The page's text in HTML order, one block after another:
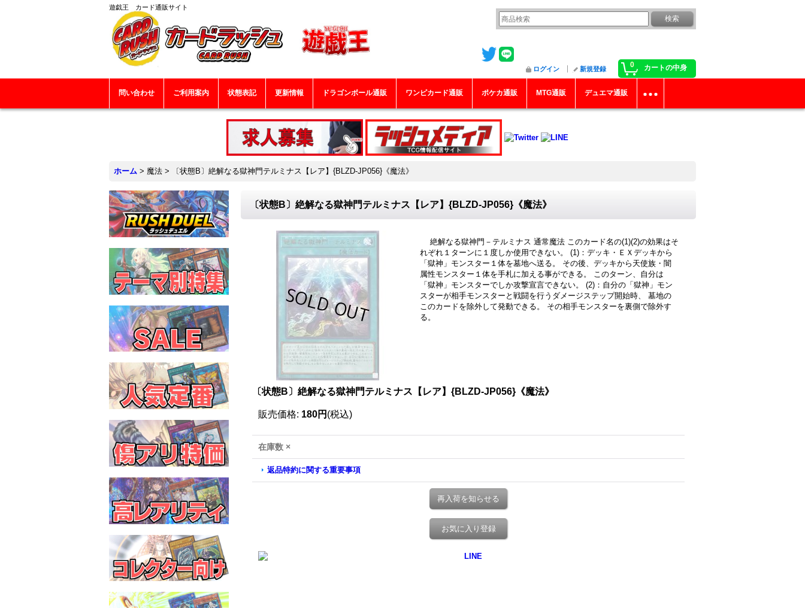
遊戯王 カード通販サイト
0 カートの中身
ログイン 新規登録
問い合わせ ご利用案内 状態表記 更新情報 ドラゴンボール通販 ワンピカード通販 ポケカ通販 MTG通販 デュエマ通販
ホーム > 魔法 > 〔状態B〕絶解なる獄神門テルミナス【レア】{BLZD-JP056}《魔法》
〔状態B〕絶解なる獄神門テルミナス【レア】{BLZD-JP056}《魔法》
絶解なる獄神門－テルミナス 通常魔法 このカード名の(1)(2)の効果はそ
れぞれ１ターンに１度しか使用できない。 (1)：デッキ・ＥＸデッキから
「獄神」モンスター１体を墓地へ送る。 その後、デッキから天使族・闇
属性モンスター１体を手札に加える事ができる。 このターン、自分は
「獄神」モンスターでしか攻撃宣言できない。 (2)：自分の「獄神」モン
スターが相手モンスターと戦闘を行うダメージステップ開始時、 墓地の
このカードを除外して発動できる。 その相手モンスターを裏側で除外す
る。
〔状態B〕絶解なる獄神門テルミナス【レア】{BLZD-JP056}《魔法》
販売価格: 180円 (税込)
在庫数 ×
返品特約に関する重要事項
再入荷を知らせる
お気に入り登録